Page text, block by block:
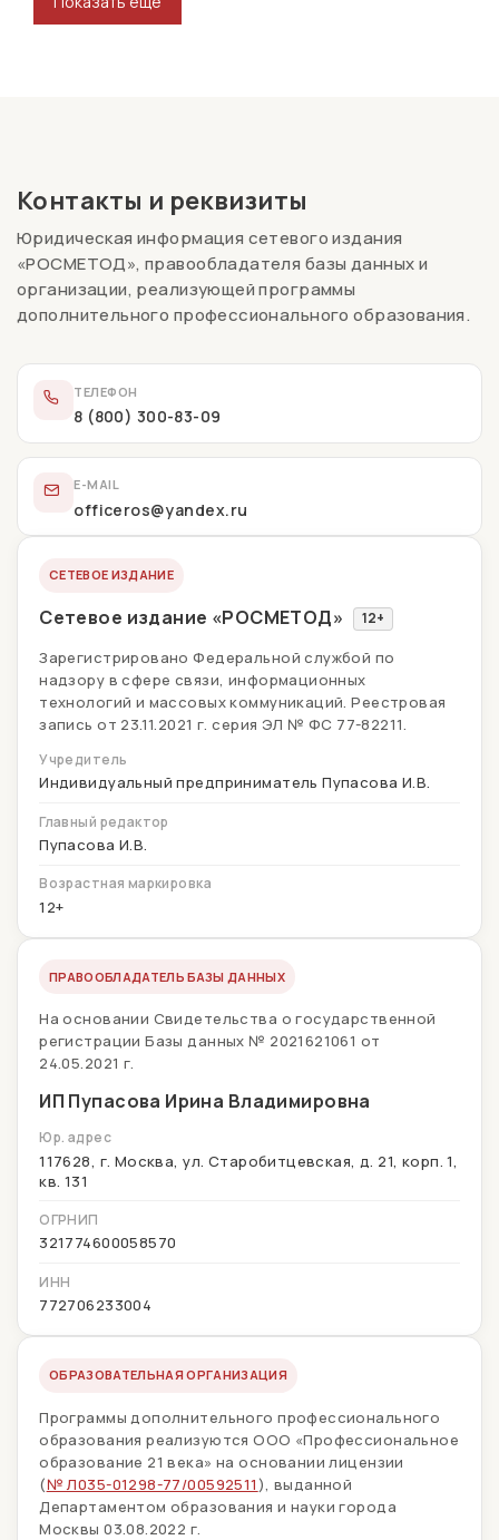
Контакты и реквизиты
Юридическая информация сетевого издания
«РОСМЕТОД», правообладателя базы данных и
организации, реализующей программы
дополнительного профессионального образования.
ТЕЛЕФОН
8 (800) 300-83-09
E-MAIL
officeros@yandex.ru
СЕТЕВОЕ ИЗДАНИЕ
Сетевое издание «РОСМЕТОД» 12+
Зарегистрировано Федеральной службой по
надзору в сфере связи, информационных
технологий и массовых коммуникаций. Реестровая
запись от 23.11.2021 г. серия ЭЛ № ФС 77-82211.
Учредитель
Индивидуальный предприниматель Пупасова И.В.
Главный редактор
Пупасова И.В.
Возрастная маркировка
12+
ПРАВООБЛАДАТЕЛЬ БАЗЫ ДАННЫХ
На основании Свидетельства о государственной
регистрации Базы данных № 2021621061 от
24.05.2021 г.
ИП Пупасова Ирина Владимировна
Юр. адрес
117628, г. Москва, ул. Старобитцевская, д. 21, корп. 1,
кв. 131
ОГРНИП
321774600058570
ИНН
772706233004
ОБРАЗОВАТЕЛЬНАЯ ОРГАНИЗАЦИЯ
Программы дополнительного профессионального
образования реализуются ООО «Профессиональное
образование 21 века» на основании лицензии
(№ Л035-01298-77/00592511 ), выданной
Департаментом образования и науки города
Москвы 03.08.2022 г.